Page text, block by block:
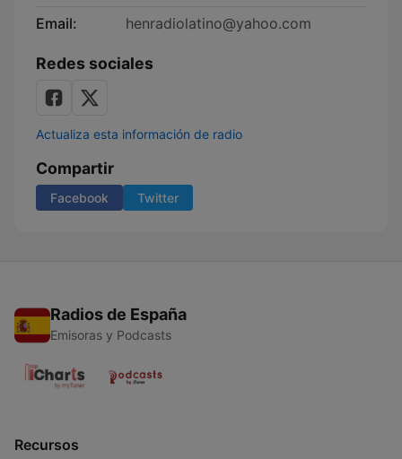
Email:
henradiolatino@yahoo.com
Redes sociales
Actualiza esta información de radio
Compartir
Facebook Twitter
Radios de España
Emisoras y Podcasts
Recursos